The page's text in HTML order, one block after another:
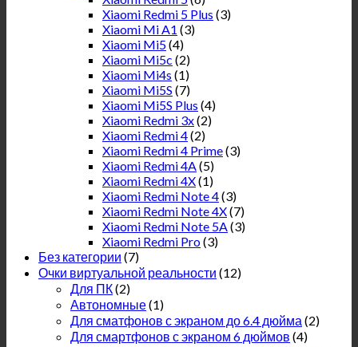
Xiaomi Redmi 5 Plus (3)
Xiaomi Mi A1 (3)
Xiaomi Mi5(4)
Xiaomi Mi5c (2)
Xiaomi Mi4s (1)
Xiaomi Mi5S (7)
Xiaomi Mi5S Plus (4)
Xiaomi Redmi 3x(2)
Xiaomi Redmi 4(2)
Xiaomi Redmi 4 Prime(3)
Xiaomi Redmi 4A(5)
Xiaomi Redmi 4X(1)
Xiaomi Redmi Note 4(3)
Xiaomi Redmi Note 4X(7)
Xiaomi Redmi Note 5A(3)
Xiaomi Redmi Pro(3)
Без категории (7)
Очки виртуальной реальности (12)
Для ПК(2)
Автономные(1)
Для сматфонов с экраном до 6.4 дюйма (2)
Для смартфонов с экраном 6 дюймов (4)